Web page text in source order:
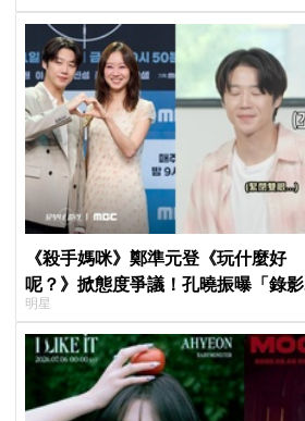
《殺手媽咪》鄭準元登《玩什麼好
呢？》掀態度爭議！孔曉振曝「錄影
真的吐了」心疼喊：沒能救你
明星